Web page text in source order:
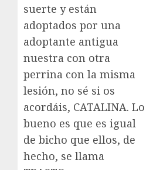
suerte y están
adoptados por una
adoptante antigua
nuestra con otra
perrina con la misma
lesión, no sé si os
acordáis, CATALINA. Lo
bueno es que es igual
de bicho que ellos, de
hecho, se llama